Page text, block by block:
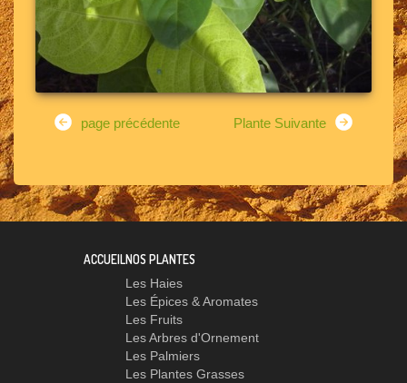
page précédente Plante Suivante
ACCUEILNOS PLANTES
Les Haies
Les Épices & Aromates
Les Fruits
Les Arbres d'Ornement
Les Palmiers
Les Plantes Grasses